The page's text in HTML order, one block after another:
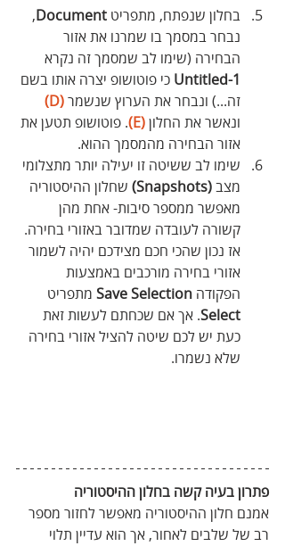
בחלון שנפתח, מתפריט Document
,
נבחר במסמך בו שמרנו את אזור
הבחירה (שימו לב שמסמך זה נקרא
Untitled-1 כי פוטושופ יצרה אותו בשם
זה...) ונבחר את הערוץ שנשמר (D)
ונאשר את החלון (E)
. פוטושופ תטען את
אזור הבחירה מהמסמך ההוא.
שימו לב ששיטה זו יעילה יותר מתצלומי
מצב (Snapshots)
שחלון ההיסטוריה
מאפשר ממספר סיבות- אחת מהן
קשורה לעובדה שמדובר באזורי בחירה.
אז נכון שהכי חכם מצידכם יהיה לשמור
אזורי בחירה מורכבים באמצעות
הפקודה Save Selection מתפריט
Select. אך אם שכחתם לעשות זאת
כעת יש לכם שיטה להציל אזורי בחירה
שלא נשמרו.
פתרון בעיה קשה בחלון ההיסטוריה
אמנם חלון ההיסטוריה מאפשר לחזור מספר
רב של שלבים לאחור, אך הוא עדיין תלוי